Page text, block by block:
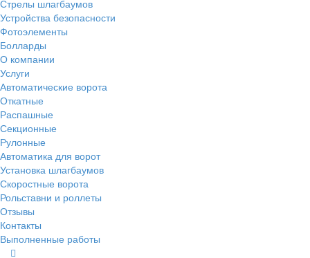
Стрелы шлагбаумов
Устройства безопасности
Фотоэлементы
Болларды
О компании
Услуги
Автоматические ворота
Откатные
Распашные
Секционные
Рулонные
Автоматика для ворот
Установка шлагбаумов
Скоростные ворота
Рольставни и роллеты
Отзывы
Контакты
Выполненные работы